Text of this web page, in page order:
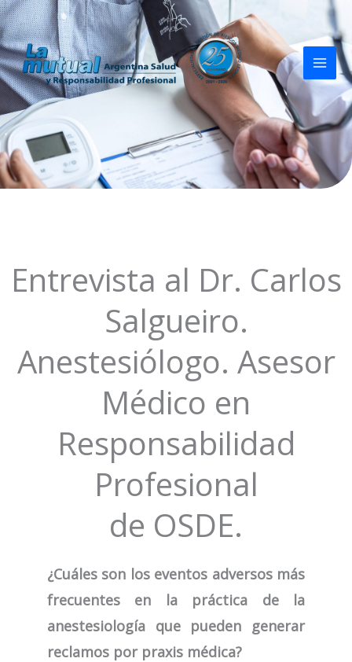
Ir
al
contenido
Entrevista al Dr. Carlos
Salgueiro.
Anestesiólogo. Asesor
Médico en
Responsabilidad
Profesional
de OSDE.
¿Cuáles son los eventos adversos más
frecuentes en la práctica de la
anestesiología que pueden generar
reclamos por praxis médica?